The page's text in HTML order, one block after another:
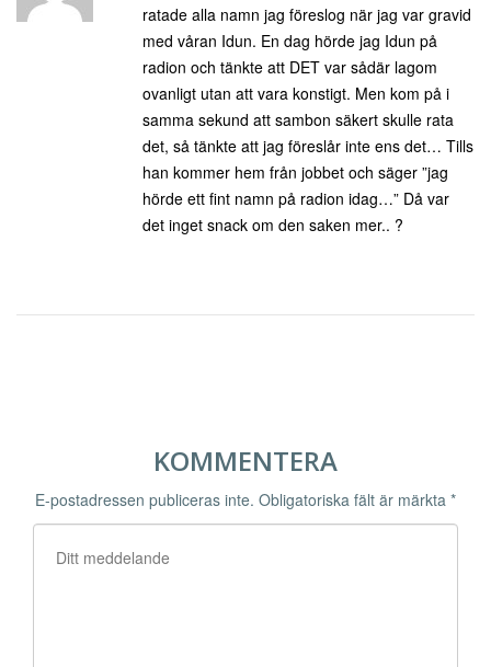
ratade alla namn jag föreslog när jag var gravid
med våran Idun. En dag hörde jag Idun på
radion och tänkte att DET var sådär lagom
ovanligt utan att vara konstigt. Men kom på i
samma sekund att sambon säkert skulle rata
det, så tänkte att jag föreslår inte ens det… Tills
han kommer hem från jobbet och säger ”jag
hörde ett fint namn på radion idag…” Då var
det inget snack om den saken mer.. ?
KOMMENTERA
E-postadressen publiceras inte. Obligatoriska fält är märkta *